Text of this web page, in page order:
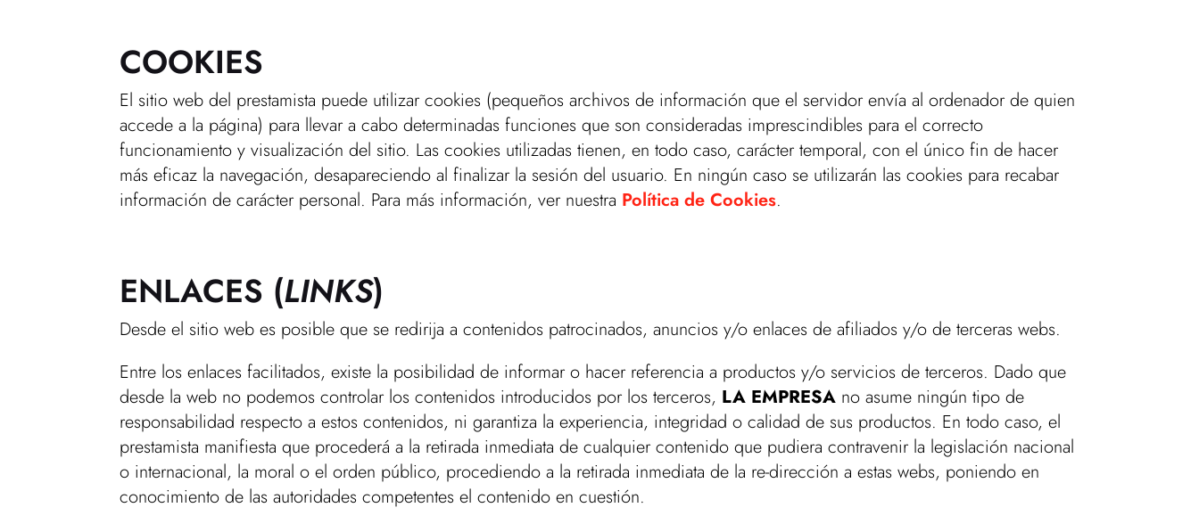
COOKIES
El sitio web del prestamista puede utilizar cookies (pequeños archivos de información que el servidor envía al ordenador de quien
accede a la página) para llevar a cabo determinadas funciones que son consideradas imprescindibles para el correcto
funcionamiento y visualización del sitio. Las cookies utilizadas tienen, en todo caso, carácter temporal, con el único fin de hacer
más eficaz la navegación, desapareciendo al finalizar la sesión del usuario. En ningún caso se utilizarán las cookies para recabar
información de carácter personal. Para más información, ver nuestra Política de Cookies.
ENLACES (LINKS)
Desde el sitio web es posible que se redirija a contenidos patrocinados, anuncios y/o enlaces de afiliados y/o de terceras webs.
Entre los enlaces facilitados, existe la posibilidad de informar o hacer referencia a productos y/o servicios de terceros. Dado que
desde la web no podemos controlar los contenidos introducidos por los terceros, LA EMPRESA no asume ningún tipo de
responsabilidad respecto a estos contenidos, ni garantiza la experiencia, integridad o calidad de sus productos. En todo caso, el
prestamista manifiesta que procederá a la retirada inmediata de cualquier contenido que pudiera contravenir la legislación nacional
o internacional, la moral o el orden público, procediendo a la retirada inmediata de la re-dirección a estas webs, poniendo en
conocimiento de las autoridades competentes el contenido en cuestión.